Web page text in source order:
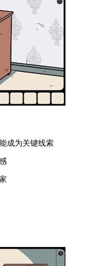
成为关键线索